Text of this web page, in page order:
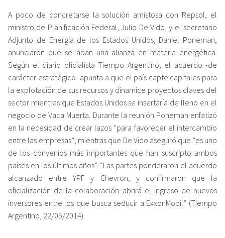
A poco de concretarse la solución amistosa con Repsol, el
ministro de Planificación Federal, Julio De Vido, y el secretario
Adjunto de Energía de los Estados Unidos, Daniel Poneman,
anunciaron que sellaban una alianza en materia energética.
Según el diario oficialista Tiempo Argentino, el acuerdo -de
carácter estratégico- apunta a que el país capte capitales para
la explotación de sus recursos y dinamice proyectos claves del
sector mientras que Estados Unidos se insertaría de lleno en el
negocio de Vaca Muerta. Durante la reunión Poneman enfatizó
en la necesidad de crear lazos “para favorecer el intercambio
entre las empresas”; mientras que De Vido aseguró que “es uno
de los convenios más importantes que han suscripto ambos
países en los últimos años”. “Las partes ponderaron el acuerdo
alcanzado entre YPF y Chevron, y confirmaron que la
oficialización de la colaboración abrirá el ingreso de nuevos
inversores entre los que busca seducir a ExxonMobil” (Tiempo
Argentino, 22/05/2014).